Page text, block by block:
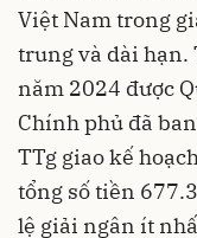
Việt Nam trong
trung và dài hạn.
năm 2024 được
Chính phủ đã
TTg giao kế
tổng số tiền
lệ giải ngân ít